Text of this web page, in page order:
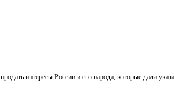
интересы России и его народа, которые дали